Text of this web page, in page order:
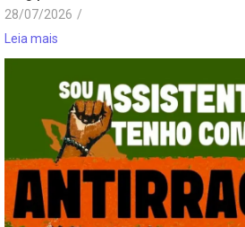
28/07/2026 /
Leia mais